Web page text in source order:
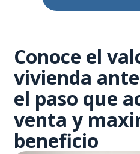
Conoce el
vivienda
el paso que
venta y
beneficio